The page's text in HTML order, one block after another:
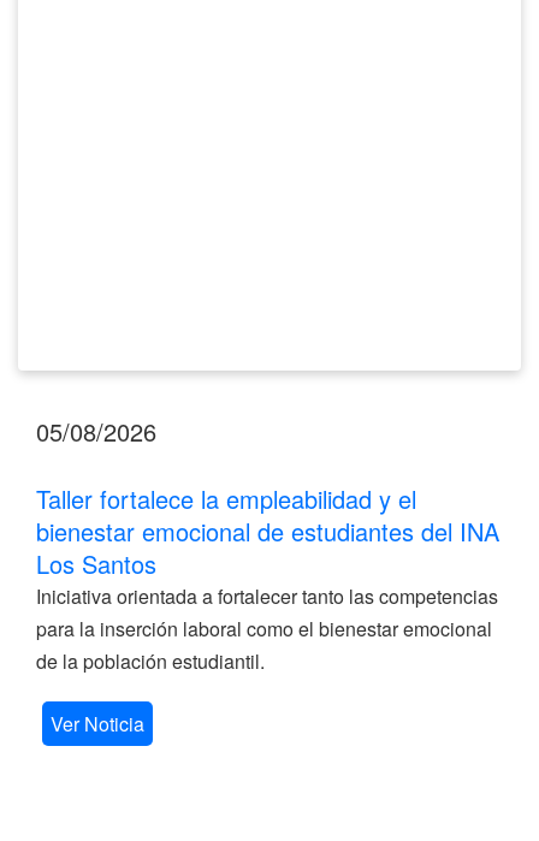
05/08/2026
Taller fortalece la empleabilidad y el
bienestar emocional de estudiantes del INA
Los Santos
Iniciativa orientada a fortalecer tanto las competencias
para la inserción laboral como el bienestar emocional
de la población estudiantil.
Ver Noticia